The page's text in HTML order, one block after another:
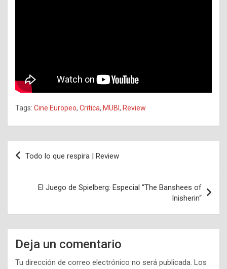
Tags: Cine Europeo, Critica, MUBI, Review
Navegación
de
Todo lo que respira | Review
El Juego de Spielberg: Especial “The Banshees of
Inisherin“
Deja un comentario
Tu dirección de correo electrónico no será publicada. Los